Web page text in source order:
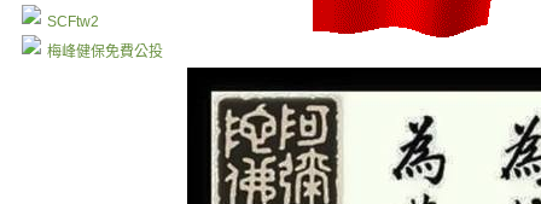
SCFtw2
梅峰健保免費公投